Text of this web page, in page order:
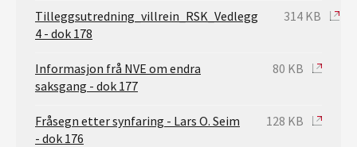
Tilleggsutredning_villrein_RSK_Vedlegg
4 - dok 178
314 KB
Informasjon frå NVE om endra
saksgang - dok 177
80 KB
Fråsegn etter synfaring - Lars O. Seim
- dok 176
128 KB